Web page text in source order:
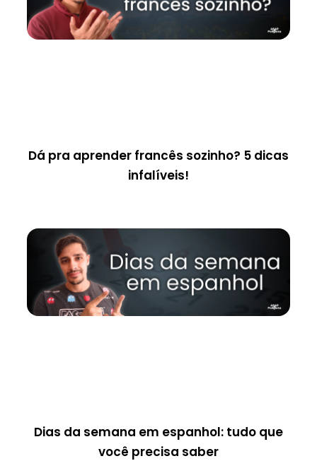
Dá pra aprender francês sozinho? 5 dicas
infalíveis!
Dias da semana em espanhol: tudo que
você precisa saber